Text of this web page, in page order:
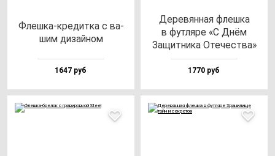
Флеш­ка-кре­дит­ка с ва­
шим ди­зай­ном
1647 руб
Дере­вян­ная флеш­ка
в фут­ля­ре «С Днём
Защит­ни­ка Оте­чес­тва»
1770 руб